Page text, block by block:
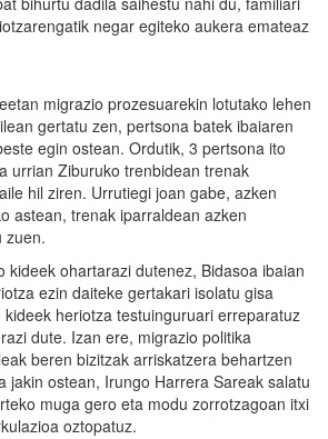
negar egiteko aukera emateaz
migrazio prozesuarekin lotutako lehen
gertatu zen, pertsona batek ibaiaren
egin ostean. Ordutik, 3 pertsona ito
urrian Ziburuko trenbidean trenak
hil ziren. Urrutiegi joan gabe, azken
astean, trenak iparraldean azken
zuen.
kideek ohartarazi dutenez, Bidasoa ibaian
ezin daiteke gertakari isolatu gisa
heriotza testuinguruari erreparatuz
dute. Izan ere, migrazio politika
beren bizitzak arriskatzera behartzen
jakin ostean, Irungo Harrera Sareak salatu
muga gero eta modu zorrotzagoan itxi
oztopatuz.